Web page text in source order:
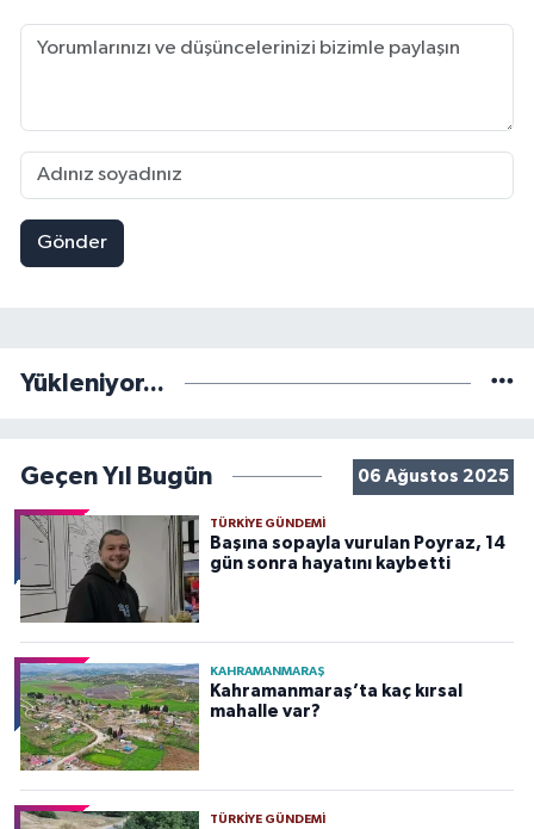
Gönder
Yükleniyor...
Geçen Yıl Bugün 06 Ağustos 2025
TÜRKIYE GÜNDEMI
Başına sopayla vurulan Poyraz, 14
gün sonra hayatını kaybetti
KAHRAMANMARAŞ
Kahramanmaraş’ta kaç kırsal
mahalle var?
TÜRKIYE GÜNDEMI